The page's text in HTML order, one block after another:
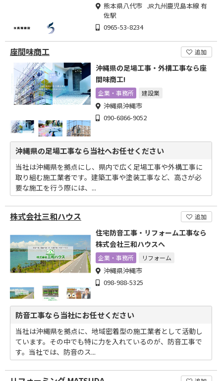
熊本県八代市 JR九州鹿児島本線 有
佐駅
0965-53-8234
座間味商工 追加
沖縄県の足場工事・外構工事なら座
間味商工!
企業・事務所 建設業
沖縄県沖縄市
090-6866-9052
沖縄県の足場工事なら当社へお任せください
当社は沖縄県を拠点にし、県内で広く足場工事や外構工事に
取り組む施工業者です。建築工事や塗装工事など、高さが必
要な施工を行う際には、...
株式会社三和ハウス 追加
住宅防音工事・リフォーム工事なら
株式会社三和ハウスへ
企業・事務所 リフォーム
沖縄県沖縄市
098-988-5325
防音工事なら当社にお任せください
当社は沖縄県を拠点に、地域密着型の施工業者として活動し
ています。その中でも特に力を入れているのが、防音工事で
す。当社では、防音のス...